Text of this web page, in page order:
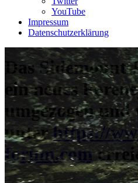
YouTube
Impressum
Datenschutzerklärung
Das
ein neues
umgezogen und
unterhttps://
forum.com